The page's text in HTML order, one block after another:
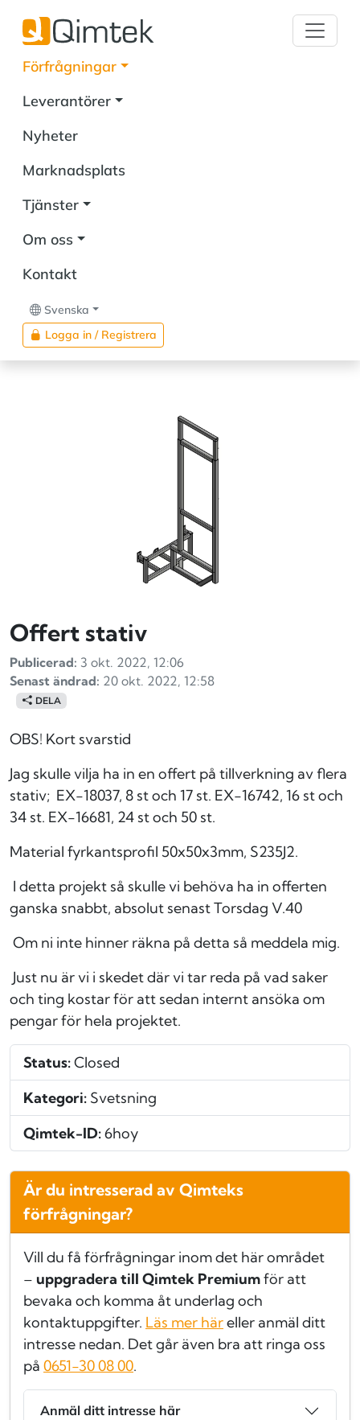
Förfrågningar
Leverantörer
Nyheter
Marknadsplats
Tjänster
Om oss
Kontakt
Svenska
Logga in / Registrera
Offert stativ
Publicerad: 3 okt. 2022, 12:06
Senast ändrad: 20 okt. 2022, 12:58
DELA
OBS! Kort svarstid
Jag skulle vilja ha in en offert på tillverkning av flera
stativ; EX-18037, 8 st och 17 st. EX-16742, 16 st och
34 st. EX-16681, 24 st och 50 st.
Material fyrkantsprofil 50x50x3mm, S235J2.
I detta projekt så skulle vi behöva ha in offerten
ganska snabbt, absolut senast Torsdag V.40
Om ni inte hinner räkna på detta så meddela mig.
Just nu är vi i skedet där vi tar reda på vad saker
och ting kostar för att sedan internt ansöka om
pengar för hela projektet.
Status:Closed
Kategori: Svetsning
Qimtek-ID:6hoy
Är du intresserad av Qimteks
förfrågningar?
Vill du få förfrågningar inom det här området
– uppgradera till Qimtek Premiumför att
bevaka och komma åt underlag och
kontaktuppgifter. Läs mer häreller anmäl ditt
intresse nedan. Det går även bra att ringa oss
på 0651-30 08 00.
Anmäl ditt intresse här